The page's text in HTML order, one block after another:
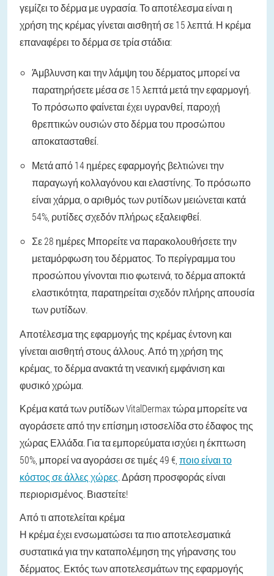
γεμίζει το δέρμα με υγρασία. Το αποτέλεσμα είναι η
χρήση της κρέμας γίνεται αισθητή σε 15 λεπτά. Η κρέμα
επαναφέρει το δέρμα σε τρία στάδια:
Άμβλυνση και την λάμψη του δέρματος μπορεί να
παρατηρήσετε μέσα σε 15 λεπτά μετά την εφαρμογή.
Το πρόσωπο φαίνεται έχει υγρανθεί, παροχή
θρεπτικών ουσιών στο δέρμα του προσώπου
αποκατασταθεί.
Μετά από 14 ημέρες εφαρμογής βελτιώνει την
παραγωγή κολλαγόνου και ελαστίνης. Το πρόσωπο
είναι χάρμα, ο αριθμός των ρυτίδων μειώνεται κατά
54%, ρυτίδες σχεδόν πλήρως εξαλειφθεί.
Σε 28 ημέρες Μπορείτε να παρακολουθήσετε την
μεταμόρφωση του δέρματος. Το περίγραμμα του
προσώπου γίνονται πιο φωτεινά, το δέρμα αποκτά
ελαστικότητα, παρατηρείται σχεδόν πλήρης απουσία
των ρυτίδων.
Αποτέλεσμα της εφαρμογής της κρέμας έντονη και
γίνεται αισθητή στους άλλους. Από τη χρήση της
κρέμας, το δέρμα ανακτά τη νεανική εμφάνιση και
φυσικό χρώμα.
Κρέμα κατά των ρυτίδων VitalDermax τώρα μπορείτε να
αγοράσετε από την επίσημη ιστοσελίδα στο έδαφος της
χώρας Ελλάδα. Για τα εμπορεύματα ισχύει η έκπτωση
50%, μπορεί να αγοράσει σε τιμές 49 €, ποιο είναι το
κόστος σε άλλες χώρες. Δράση προσφοράς είναι
περιορισμένος. Βιαστείτε!
Από τι αποτελείται κρέμα
Η κρέμα έχει ενσωματώσει τα πιο αποτελεσματικά
συστατικά για την καταπολέμηση της γήρανσης του
δέρματος. Εκτός των αποτελεσμάτων της εφαρμογής